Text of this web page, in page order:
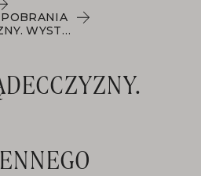
BICEPSY SĄDECCZYZNY. WYSTAWA PRZEDWOJENNEGO SPORTU.